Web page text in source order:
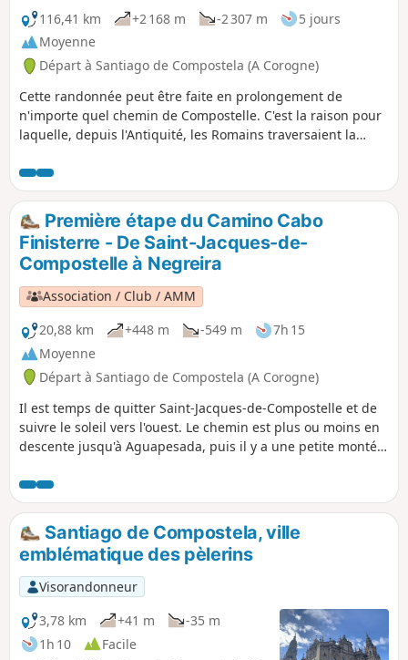
116,41 km
+2 168 m -2 307 m
5 jours
Moyenne
Départ à Santiago de Compostela (A Corogne)
Cette randonnée peut être faite en prolongement de
n'importe quel chemin de Compostelle. C'est la raison pour
laquelle, depuis l'Antiquité, les Romains traversaient la
du monde (tel qu'on le connaissait alors). On te conseille de
passer par Muxía plutôt que d'aller directement à Fisterra
(le nom de la ville). On te recommande aussi de faire 3 km
de plus pour atteindre le cap Finisterre. Le paysage est
magnifique et le coucher de soleil sur l'océan Atlantique
depuis le cap est un moment inoubliable.
Première étape du Camino Cabo
Finisterre - De Saint-Jacques-de-
Compostelle à Negreira
Association / Club / AMM
20,88 km
+448 m -549 m
7h 15
Moyenne
Départ à Santiago de Compostela (A Corogne)
Il est temps de quitter Saint-Jacques-de-Compostelle et de
suivre le soleil vers l'ouest. Le chemin est plus ou moins en
descente jusqu'à Aguapesada, puis il y a une petite montée
environ 2 km, jusqu'à Carballo. Ensuite, c'est une
promenade qui traverse la rivière Tambre et mène à
Negreira.Santiago de Compostela, ville
emblématique des pèlerins
Visorandonneur
3,78 km
+41 m
-35 m
1h 10
Facile